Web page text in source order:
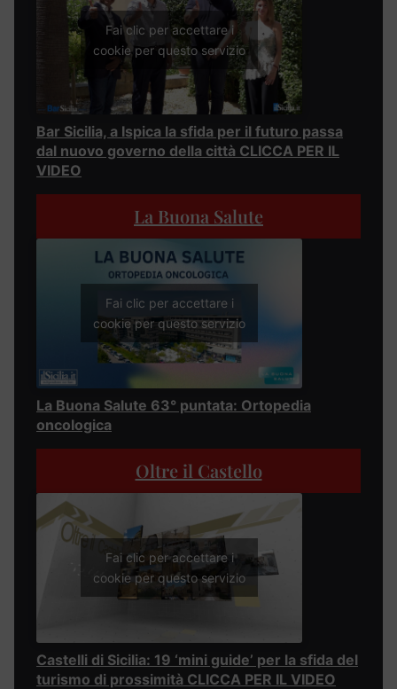
Fai clic per accettare i
cookie per questo servizio
Bar Sicilia, a Ispica la sfida per il futuro passa
dal nuovo governo della città CLICCA PER IL
VIDEO
La Buona Salute
Fai clic per accettare i
cookie per questo servizio
La Buona Salute 63° puntata: Ortopedia
oncologica
Oltre il Castello
Fai clic per accettare i
cookie per questo servizio
Castelli di Sicilia: 19 ‘mini guide’ per la sfida del
turismo di prossimità CLICCA PER IL VIDEO